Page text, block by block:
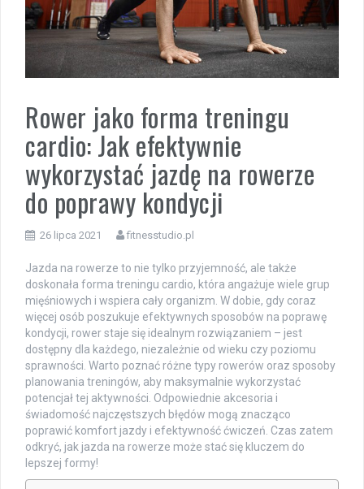
Rower jako forma treningu
cardio: Jak efektywnie
wykorzystać jazdę na rowerze
do poprawy kondycji
26 lipca 2021 fitnesstudio.pl
Jazda na rowerze to nie tylko przyjemność, ale także
doskonała forma treningu cardio, która angażuje wiele grup
mięśniowych i wspiera cały organizm. W dobie, gdy coraz
więcej osób poszukuje efektywnych sposobów na poprawę
kondycji, rower staje się idealnym rozwiązaniem – jest
dostępny dla każdego, niezależnie od wieku czy poziomu
sprawności. Warto poznać różne typy rowerów oraz sposoby
planowania treningów, aby maksymalnie wykorzystać
potencjał tej aktywności. Odpowiednie akcesoria i
świadomość najczęstszych błędów mogą znacząco
poprawić komfort jazdy i efektywność ćwiczeń. Czas zatem
odkryć, jak jazda na rowerze może stać się kluczem do
lepszej formy!